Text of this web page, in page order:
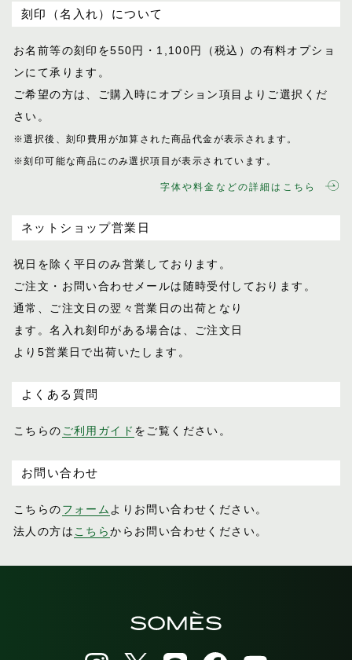
刻印（名入れ）について
お名前等の刻印を550円・1,100円（税込）の有料オプショ
ンにて承ります。
ご希望の方は、ご購入時にオプション項目 よりご選択くだ
さい。
※選択後、刻印費用が加算された商品代金が表示 されます。
※刻印可能な商品にのみ選択項目が表示されてい ます。
字体や料金などの詳細はこちら
ネットショップ営業日
祝日を除く平日のみ営業しております。
ご注文・お問い合わせメールは随時受付し ております。
通常、ご注文日の翌々営業日の出荷となり
ます。名入れ刻印がある場合は、ご注文日
より5営業日で出荷いたします。
よくある質問
こちらの ご利用ガイド をご覧ください。
お問い合わせ
こちらのフォーム よりお問い合わせください。
法人の方は こちらからお問い合わせください。